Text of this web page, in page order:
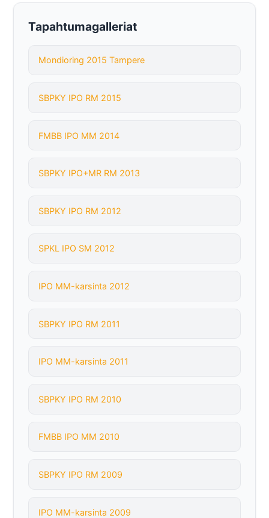
Tapahtumagalleriat
Mondioring 2015 Tampere
SBPKY IPO RM 2015
FMBB IPO MM 2014
SBPKY IPO+MR RM 2013
SBPKY IPO RM 2012
SPKL IPO SM 2012
IPO MM-karsinta 2012
SBPKY IPO RM 2011
IPO MM-karsinta 2011
SBPKY IPO RM 2010
FMBB IPO MM 2010
SBPKY IPO RM 2009
IPO MM-karsinta 2009